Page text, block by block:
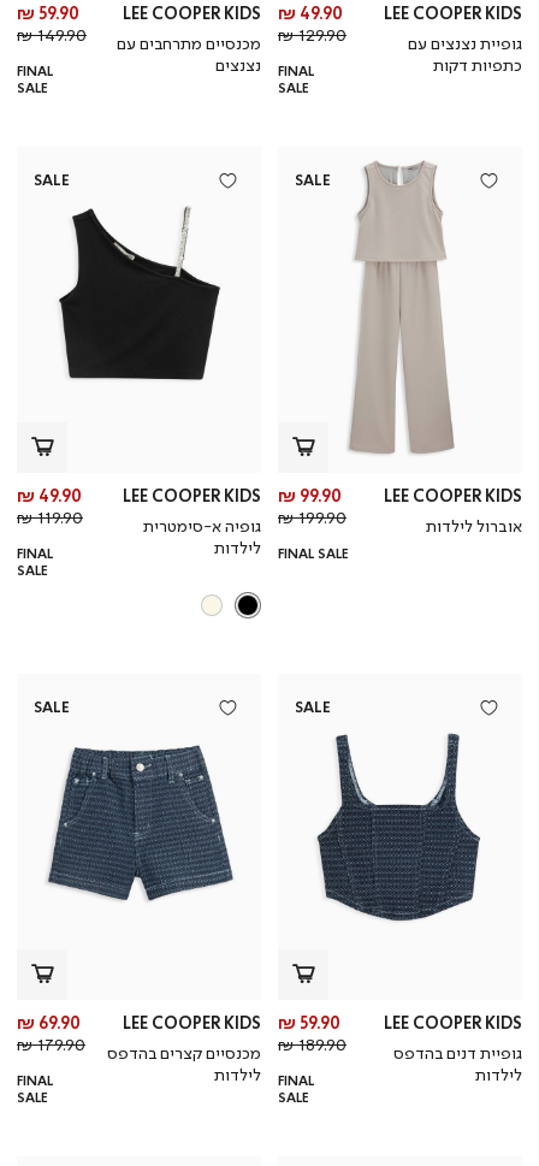
LEE COOPER KIDS
גופיית נצנצים עם
כתפיות דקות
מחיר
מוצר
49.90 ₪
מחיר
רגיל
129.90 ₪
FINAL
SALE
LEE COOPER KIDS
מכנסיים מתרחבים עם
נצנצים
59.90 ₪
149.90 ₪
FINAL
SALE
SALE
LEE COOPER KIDS
אוברול לילדות
מחיר
מוצר
99.90 ₪
מחיר
רגיל
199.90 ₪
FINAL SALE
SALE
LEE COOPER KIDS
גופיה א-סימטרית
לילדות
49.90 ₪
119.90 ₪
FINAL
SALE
SALE
LEE COOPER KIDS
גופיית דנים בהדפס
לילדות
מחיר
מוצר
59.90 ₪
מחיר
רגיל
189.90 ₪
FINAL
SALE
SALE
LEE COOPER KIDS
מכנסיים קצרים בהדפס
לילדות
69.90 ₪
179.90 ₪
FINAL
SALE